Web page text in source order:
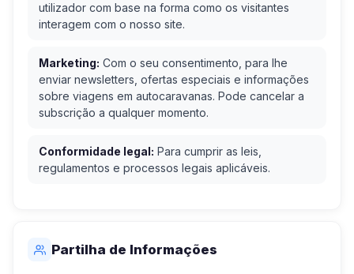
utilizador com base na forma como os visitantes
interagem com o nosso site.
Marketing: Com o seu consentimento, para lhe
enviar newsletters, ofertas especiais e informações
sobre viagens em autocaravanas. Pode cancelar a
subscrição a qualquer momento.
Conformidade legal: Para cumprir as leis,
regulamentos e processos legais aplicáveis.
Partilha de Informações